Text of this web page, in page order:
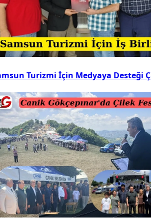
Turizmi İçin Medyaya Desteği